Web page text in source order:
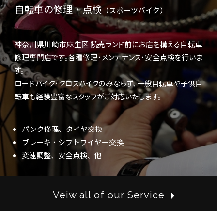
自転車の修理・点検 （スポーツバイク）
神奈川県川崎市麻生区 読売ランド前にお店を構える自転車
修理専門店です。各種修理・メンテナンス・安全点検を行いま
す。
ロードバイク・クロスバイクのみならず、一般自転車や子供自
転車も経験豊富なスタッフがご対応いたします。
パンク修理、タイヤ交換
ブレーキ・シフトワイヤー交換
変速調整、安全点検、他
Veiw all of our Service